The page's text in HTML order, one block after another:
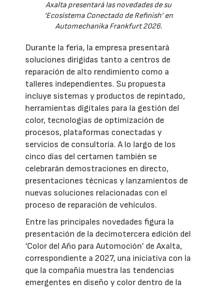
Axalta presentará las novedades de su
‘Ecosistema Conectado de Refinish’ en
Automechanika Frankfurt 2026.
Durante la feria, la empresa presentará
soluciones dirigidas tanto a centros de
reparación de alto rendimiento como a
talleres independientes. Su propuesta
incluye sistemas y productos de repintado,
herramientas digitales para la gestión del
color, tecnologías de optimización de
procesos, plataformas conectadas y
servicios de consultoría. A lo largo de los
cinco días del certamen también se
celebrarán demostraciones en directo,
presentaciones técnicas y lanzamientos de
nuevas soluciones relacionadas con el
proceso de reparación de vehículos.
Entre las principales novedades figura la
presentación de la decimotercera edición del
‘Color del Año para Automoción’ de Axalta,
correspondiente a 2027, una iniciativa con la
que la compañía muestra las tendencias
emergentes en diseño y color dentro de la